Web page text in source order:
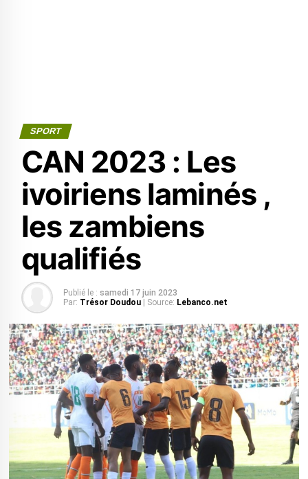
SPORT
CAN 2023 : Les
ivoiriens laminés ,
les zambiens
qualifiés
Publié le : samedi 17 juin 2023
Par: Trésor Doudou | Source: Lebanco.net